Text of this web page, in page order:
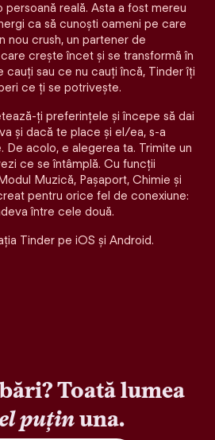
reală. Asta a fost mereu
ca să cunoști oameni pe care
nou crush, un partener de
crește încet și se transformă în
cauți sau ce nu cauți încă, Tinder îți
ce ți se potrivește.
ți preferințele și începe să dai
și dacă te place și el/ea, s-a
acolo, e alegerea ta. Trimite un
ce se întâmplă. Cu funcții
Muzică, Pașaport, Chimie și
pentru orice fel de conexiune:
între cele două.
Tinder pe iOS și Android.
Toată lumea
puținuna.